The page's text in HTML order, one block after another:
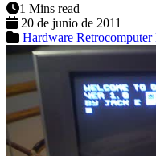
1 Mins read
20 de junio de 2011
Hardware Retrocomputer